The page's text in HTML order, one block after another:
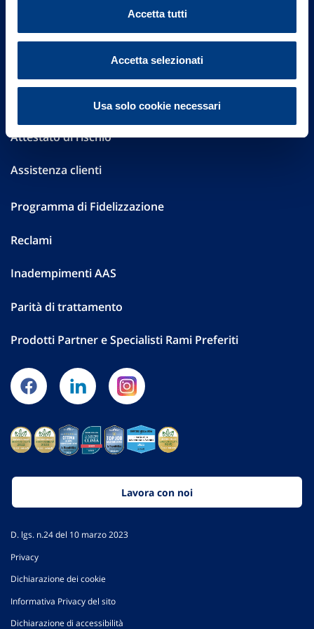
Accetta tutti
Accetta selezionati
Usa solo cookie necessari
Performances
Preventivatore online
Attestato di rischio
Assistenza clienti
Programma di Fidelizzazione
Reclami
Inadempimenti AAS
Parità di trattamento
Prodotti Partner e Specialisti Rami Preferiti
Lavora con noi
D. lgs. n.24 del 10 marzo 2023
Privacy
Dichiarazione dei cookie
Informativa Privacy del sito
Dichiarazione di accessibilità